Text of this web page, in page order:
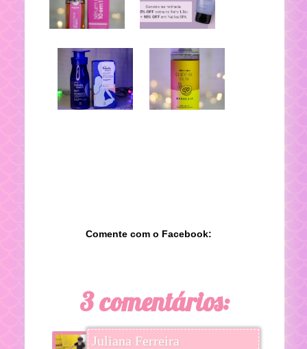
Comente com o Facebook:
3 comentários:
Juliana Ferreira